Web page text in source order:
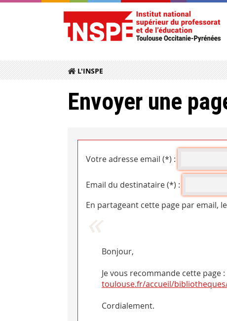
L'INSPE
Envoyer une
Votre adresse email (*) :
Email du destinataire (*) :
En partageant cette page par email,
Bonjour,
Je vous recommande cette page
toulouse.fr/accueil/
Cordialement.